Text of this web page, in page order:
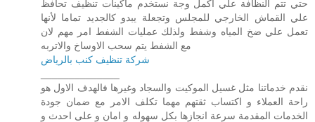
حتي تتم النظافة علي أكمل وجة نستخدم ماكينات تنظيف تحافظ
علي القماش الخارجي للمجلس وتجعلة يبدو كالجديد تماما لأنها
تعمل علي ضخ المياه وشفط ولذلك عمليات الشفط امر مهم لان
مع الشفط يتم سحب الاوساخ والاتربه
شركة تنظيف كنب بالرياض
نقدم خدماتنا مثل غسيل الموكيت والسجاد وغيرها فالهدف الاول هو
راحة العملاء و اكتساب ثقتهم مهما تكلف الامر مع ضمان جودة
الخدمات المقدمة سرعة انجازها بكل سهوله و امان و على احدث و